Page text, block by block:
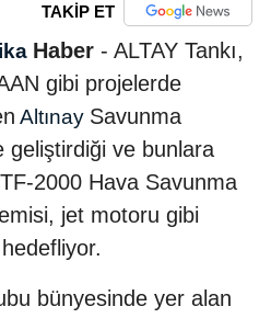
TAKİP ET
Haber - ALTAY Tankı,
gibi projelerde
Altınay Savunma
geliştirdiği ve bunlara
2000 Hava Savunma
jet motoru gibi
bünyesinde yer alan